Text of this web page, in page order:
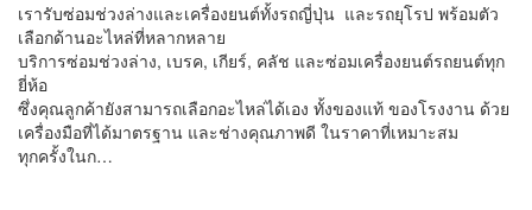
เรารับซ่อมช่วงล่างและเครื่องยนต์ทั้งรถญี่ปุ่น และรถยุโรป พร้อมตัว
เลือกด้านอะไหล่ที่หลากหลาย
บริการซ่อมช่วงล่าง, เบรค, เกียร์, คลัช และซ่อมเครื่องยนต์รถยนต์ทุก
ยี่ห้อ
ซึ่งคุณลูกค้ายังสามารถเลือกอะไหล่ได้เอง ทั้งของแท้ ของโรงงาน ด้วย
เครื่องมือที่ได้มาตรฐาน และช่างคุณภาพดี ในราคาที่เหมาะสม
ทุกครั้งในก…